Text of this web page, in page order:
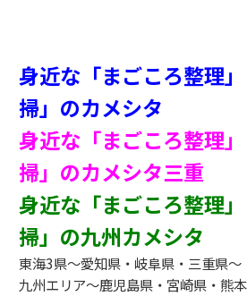
身近な「まごころ整理
掃」のカメシタ
身近な「まごころ整理
掃」のカメシタ三重
身近な「まごころ整理
掃」の九州カメシタ
東海3県～愛知県・岐阜県・三重県～
九州エリア～鹿児島県・宮崎県・熊